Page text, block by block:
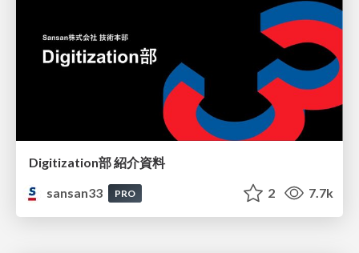
Digitization部 紹介資料
sansan33
PRO 2 7.7k